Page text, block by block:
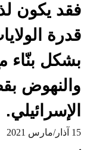
فقد يكون
قدرة
بشكل بنّاء
والنهوض
الإسرائيلي.
15 آذار/مارس 2021